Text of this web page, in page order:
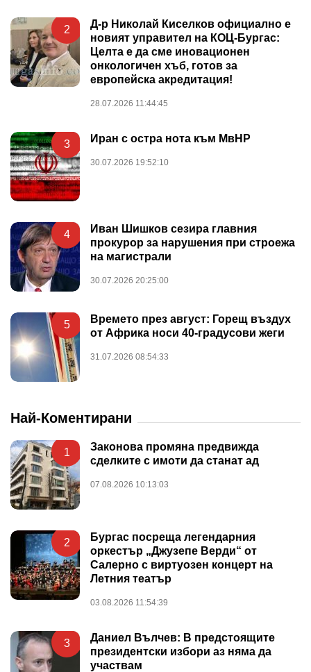
2
Д-р Николай Киселков официално е
новият управител на КОЦ-Бургас:
Целта е да сме иновационен
онкологичен хъб, готов за
европейска акредитация!
28.07.2026 11:44:45
3 Иран с остра нота към МвНР
30.07.2026 19:52:10
4
Иван Шишков сезира главния
прокурор за нарушения при строежа
на магистрали
30.07.2026 20:25:00
5
Времето през август: Горещ въздух
от Африка носи 40-градусови жеги
31.07.2026 08:54:33
Най-Коментирани
1
Законова промяна предвижда
сделките с имоти да станат ад
07.08.2026 10:13:03
2
Бургас посреща легендарния
оркестър „Джузепе Верди“ от
Салерно с виртуозен концерт на
Летния театър
03.08.2026 11:54:39
3
Даниел Вълчев: В предстоящите
президентски избори аз няма да
участвам